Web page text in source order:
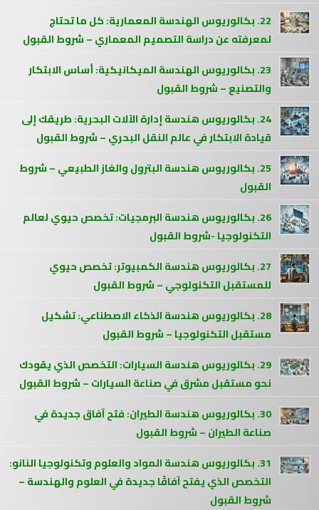
22. بكالوريوس الهندسة المعمارية: كل ما تحتاج
لمعرفته عن دراسة التصميم المعماري – شروط القبول
23. بكالوريوس الهندسة الميكانيكية: أساس الابتكار
والتصنيع – شروط القبول
24. بكالوريوس هندسة إدارة الآلات البحرية: طريقك إلى
قيادة الابتكار في عالم النقل البحري – شروط القبول
25. بكالوريوس هندسة البترول والغاز الطبيعي – شروط
القبول
26. بكالوريوس هندسة البرمجيات: تخصص حيوي لعالم
التكنولوجيا -شروط القبول
27. بكالوريوس هندسة الكمبيوتر: تخصص حيوي
للمستقبل التكنولوجي – شروط القبول
28. بكالوريوس هندسة الذكاء الاصطناعي: تشكيل
مستقبل التكنولوجيا – شروط القبول
29. بكالوريوس هندسة السيارات: التخصص الذي يقودك
نحو مستقبل مشرق في صناعة السيارات – شروط القبول
30. بكالوريوس هندسة الطيران: فتح آفاق جديدة في
صناعة الطيران – شروط القبول
31. بكالوريوس هندسة المواد والعلوم وتكنولوجيا النانو:
التخصص الذي يفتح آفاقًا جديدة في العلوم والهندسة –
شروط القبول